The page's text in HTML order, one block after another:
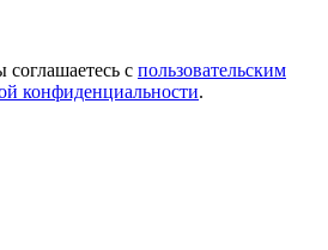
с пользовательским
конфиденциальности.